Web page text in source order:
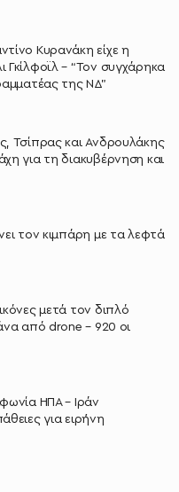
Κυρανάκη είχε η
– “Τον συγχάρηκα
της ΝΔ”
Τσίπρας και Ανδρουλάκης
για τη διακυβέρνηση και
τον κιμπάρη με τα λεφτά
μετά τον διπλό
από drone – 920 οι
ΗΠΑ – Ιράν
για ειρήνη